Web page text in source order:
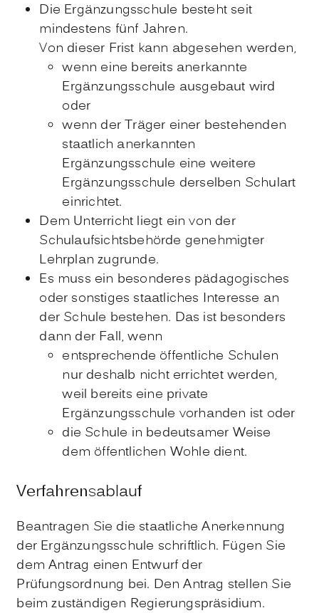
Die Ergänzungsschule besteht seit
mindestens fünf Jahren.
Von dieser Frist kann abgesehen werden,
wenn eine bereits anerkannte
Ergänzungsschule ausgebaut wird
oder
wenn der Träger einer bestehenden
staatlich anerkannten
Ergänzungsschule eine weitere
Ergänzungsschule derselben Schulart
einrichtet.
Dem Unterricht liegt ein von der
Schulaufsichtsbehörde genehmigter
Lehrplan zugrunde.
Es muss ein besonderes pädagogisches
oder sonstiges staatliches Interesse an
der Schule bestehen. Das ist besonders
dann der Fall, wenn
entsprechende öffentliche Schulen
nur deshalb nicht errichtet werden,
weil bereits eine private
Ergänzungsschule vorhanden ist oder
die Schule in bedeutsamer Weise
dem öffentlichen Wohle dient.
Verfahrensablauf
Beantragen Sie die staatliche Anerkennung
der Ergänzungsschule schriftlich. Fügen Sie
dem Antrag einen Entwurf der
Prüfungsordnung bei. Den Antrag stellen Sie
beim zuständigen Regierungspräsidium.